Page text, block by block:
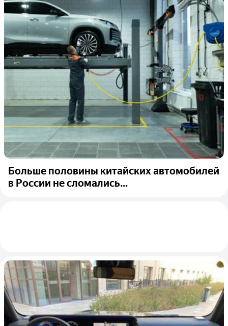
Больше половины китайских автомобилей
в России не сломались...